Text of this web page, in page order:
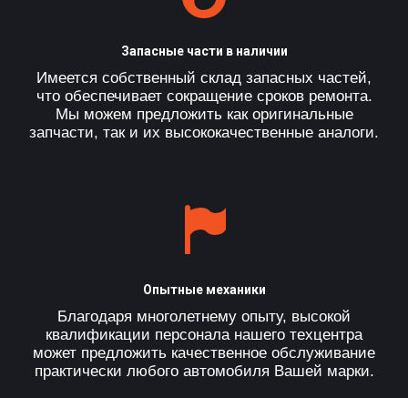
Запасные части в наличии
Имеется собственный склад запасных частей,
что обеспечивает сокращение сроков ремонта.
Мы можем предложить как оригинальные
запчасти, так и их высококачественные аналоги.
Опытные механики
Благодаря многолетнему опыту, высокой
квалификации персонала нашего техцентра
может предложить качественное обслуживание
практически любого автомобиля Вашей марки.